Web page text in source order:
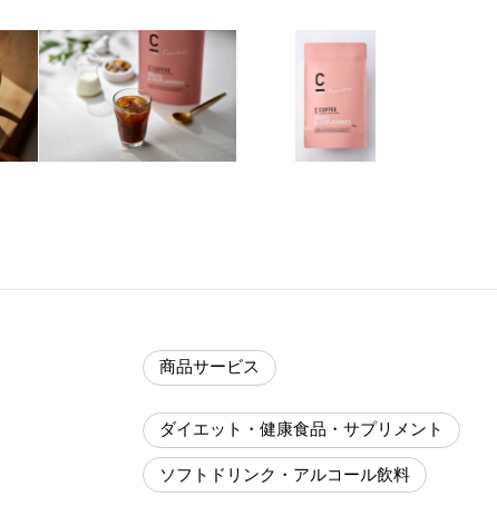
商品サービス
ダイエット・健康食品・サプリメント
ソフトドリンク・アルコール飲料